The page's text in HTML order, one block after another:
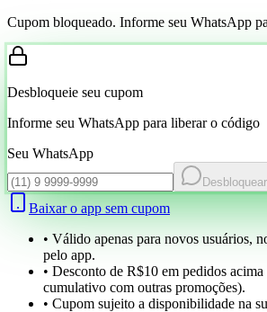
Cupom bloqueado. Informe seu WhatsApp
Desbloqueie seu cupom
Informe seu WhatsApp para liberar o código
Seu WhatsApp
Baixar o app sem cupom
• Válido apenas para novos usuários,
pelo app.
• Desconto de R$10 em pedidos
cumulativo com outras promoções).
• Cupom sujeito a disponibilidade na